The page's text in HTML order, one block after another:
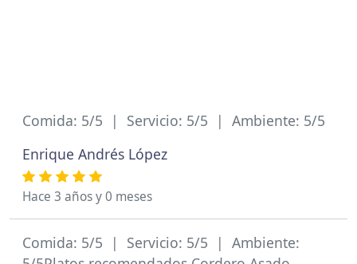
Comida: 5/5 | Servicio: 5/5 | Ambiente: 5/5
Enrique Andrés López
Hace 3 años y 0 meses
Comida: 5/5 | Servicio: 5/5 | Ambiente: